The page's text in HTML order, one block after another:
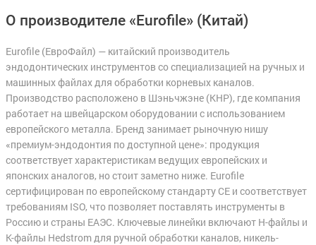
О производителе «Eurofile» (Китай)
Eurofile (ЕвроФайл) — китайский производитель
эндодонтических инструментов со специализацией на ручных и
машинных файлах для обработки корневых каналов.
Производство расположено в Шэньчжэне (КНР), где компания
работает на швейцарском оборудовании с использованием
европейского металла. Бренд занимает рыночную нишу
«премиум-эндодонтия по доступной цене»: продукция
соответствует характеристикам ведущих европейских и
японских аналогов, но стоит заметно ниже. Eurofile
сертифицирован по европейскому стандарту CE и соответствует
требованиям ISO, что позволяет поставлять инструменты в
Россию и страны ЕАЭС. Ключевые линейки включают H-файлы и
K-файлы Hedstrom для ручной обработки каналов, никель-